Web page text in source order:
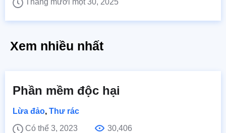
Xem nhiều nhất
Phần mềm độc hại
Lừa đảo, Thư rác
Có thể 3, 2023
30,406